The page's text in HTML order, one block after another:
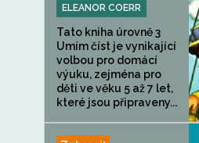
ELEANOR COERR
Tato kniha úrovně 3
Umím číst je vynikající
volbou pro domácí
výuku, zejména pro
děti ve věku 5 až 7 let,
které jsou připraveny...